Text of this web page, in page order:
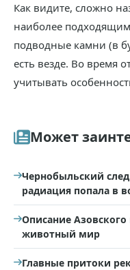
Как видите, сложно
наиболее
подводные камни (в
есть везде. Во время
учитывать
Может
Чернобыльский
радиация попала в
Описание
животный мир
Главные притоки